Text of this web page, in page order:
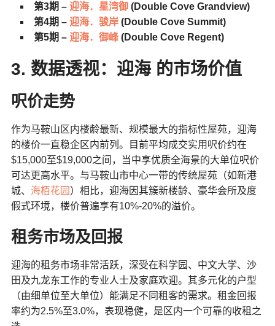
第3期 – 迎海．星湾御(Double Cove Grandview)
第4期 – 迎海．骏岸(Double Cove Summit)
第5期 – 迎海．御峰(Double Cove Regent)
3. 数据透视：迎海 的市场价值
呎价走势
作为马鞍山区内楼龄最新、规模最大的指标性屋苑，迎海
的楼价一直稳企区内前列。目前平均成交实用呎价约在
$15,000至$19,000之间，当中享优质全海景的大单位呎价
可达更高水平。与马鞍山市中心一带的传统屋苑（如新港
城、 海栢花园 ）相比，迎海因其簇新楼龄、豪华会所及度
假式环境，楼价普遍享有10%-20%的溢价。
租务市场及回报
迎海的租务市场非常活跃，深受在科学园、中文大学、沙
田及九龙东工作的专业人士及家庭欢迎。其多元化的户型
（由细单位至大单位）能满足不同租客的需求。租金回报
率约为2.5%至3.0%，表现稳健，是区内一个可靠的收租之